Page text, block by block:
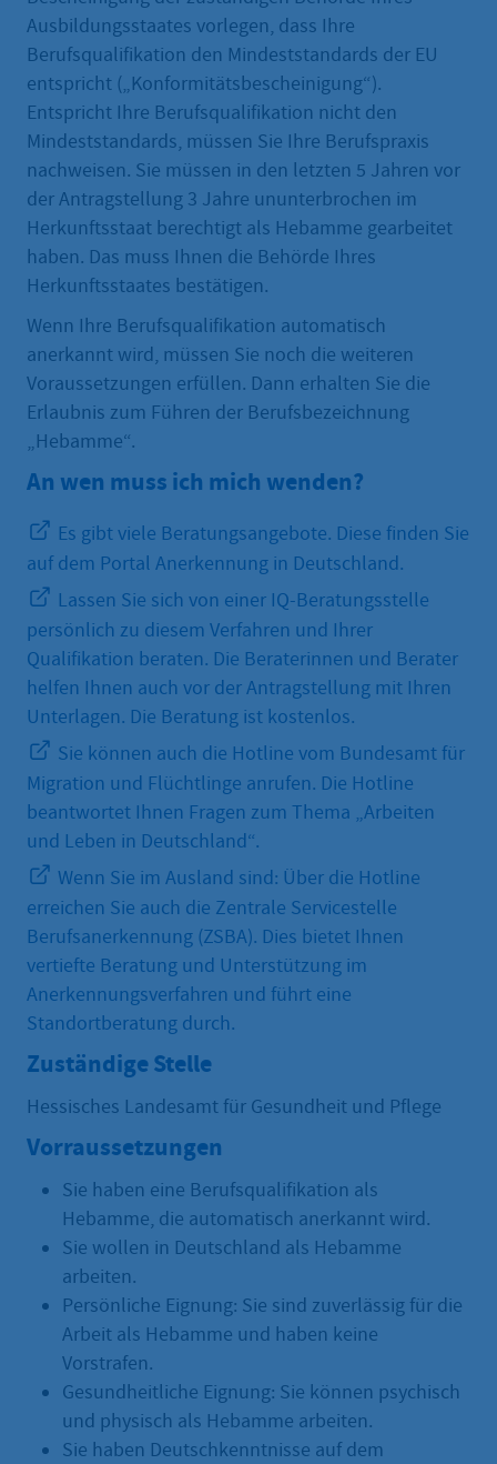
Ausbildungsstaates vorlegen, dass Ihre
Berufsqualifikation den Mindeststandards der EU
entspricht („Konformitätsbescheinigung“).
Entspricht Ihre Berufsqualifikation nicht den
Mindeststandards, müssen Sie Ihre Berufspraxis
nachweisen. Sie müssen in den letzten 5 Jahren vor
der Antragstellung 3 Jahre ununterbrochen im
Herkunftsstaat berechtigt als Hebamme gearbeitet
haben. Das muss Ihnen die Behörde Ihres
Herkunftsstaates bestätigen.
Wenn Ihre Berufsqualifikation automatisch
anerkannt wird, müssen Sie noch die weiteren
Voraussetzungen erfüllen. Dann erhalten Sie die
Erlaubnis zum Führen der Berufsbezeichnung
„Hebamme“.
An wen muss ich mich wenden?
Es gibt viele Beratungsangebote. Diese finden Sie
auf dem Portal Anerkennung in Deutschland.
Lassen Sie sich von einer IQ-Beratungsstelle
persönlich zu diesem Verfahren und Ihrer
Qualifikation beraten. Die Beraterinnen und Berater
helfen Ihnen auch vor der Antragstellung mit Ihren
Unterlagen. Die Beratung ist kostenlos.
Sie können auch die Hotline vom Bundesamt für
Migration und Flüchtlinge anrufen. Die Hotline
beantwortet Ihnen Fragen zum Thema „Arbeiten
und Leben in Deutschland“.
Wenn Sie im Ausland sind: Über die Hotline
erreichen Sie auch die Zentrale Servicestelle
Berufsanerkennung (ZSBA). Dies bietet Ihnen
vertiefte Beratung und Unterstützung im
Anerkennungsverfahren und führt eine
Standortberatung durch.
Zuständige Stelle
Hessisches Landesamt für Gesundheit und Pflege
Vorraussetzungen
Sie haben eine Berufsqualifikation als
Hebamme, die automatisch anerkannt wird.
Sie wollen in Deutschland als Hebamme
arbeiten.
Persönliche Eignung: Sie sind zuverlässig für die
Arbeit als Hebamme und haben keine
Vorstrafen.
Gesundheitliche Eignung: Sie können psychisch
und physisch als Hebamme arbeiten.
Sie haben Deutschkenntnisse auf dem